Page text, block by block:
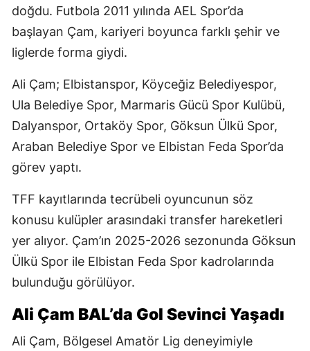
doğdu. Futbola 2011 yılında AEL Spor’da
başlayan Çam, kariyeri boyunca farklı şehir ve
liglerde forma giydi.
Ali Çam; Elbistanspor, Köyceğiz Belediyespor,
Ula Belediye Spor, Marmaris Gücü Spor Kulübü,
Dalyanspor, Ortaköy Spor, Göksun Ülkü Spor,
Araban Belediye Spor ve Elbistan Feda Spor’da
görev yaptı.
TFF kayıtlarında tecrübeli oyuncunun söz
konusu kulüpler arasındaki transfer hareketleri
yer alıyor. Çam’ın 2025-2026 sezonunda Göksun
Ülkü Spor ile Elbistan Feda Spor kadrolarında
bulunduğu görülüyor.
Ali Çam BAL’da Gol Sevinci Yaşadı
Ali Çam, Bölgesel Amatör Lig deneyimiyle